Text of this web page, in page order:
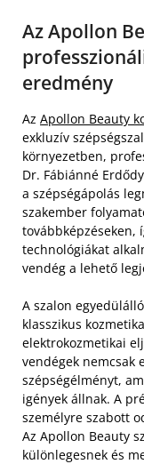
Az Apollon
eredmény
Az Apollon Beauty
exkluzív
környezetben,
Dr. Fábiánné
a szépségápolás
szakember
továbbképzéseken,
technológiákat
vendég a lehető
A szalon
klasszikus
elektrokozmetikai
vendégek nemcsak
szépségélményt,
igények állnak. A
személyre szabott
Az Apollon Beauty
különlegesnek és